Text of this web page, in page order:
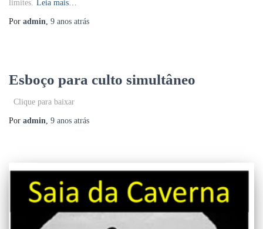
limites. Leia mais…
Por admin, 9 anos atrás
Esboço para culto simultâneo
Clique para baixar
Por admin, 9 anos atrás